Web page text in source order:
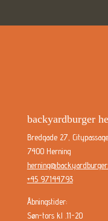
backyardburger
Bredgade 27,
7400 Herning​
+45 97144793
Åbningstider:
Søn-tors kl .11-20